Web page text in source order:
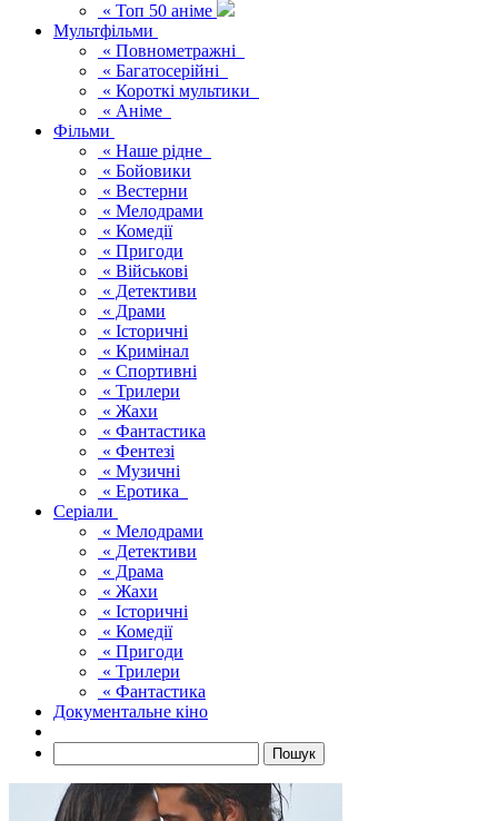
« Топ 50 аніме
Мультфільми
« Повнометражні
« Багатосерійні
« Короткі мультики
« Аніме
Фільми
« Наше рідне
« Бойовики
« Вестерни
« Мелодрами
« Комедії
« Пригоди
« Військові
« Детективи
« Драми
« Історичні
« Кримінал
« Спортивні
« Трилери
« Жахи
« Фантастика
« Фентезі
« Музичні
« Еротика
Серіали
« Мелодрами
« Детективи
« Драма
« Жахи
« Історичні
« Комедії
« Пригоди
« Трилери
« Фантастика
Документальне кіно
Пошук